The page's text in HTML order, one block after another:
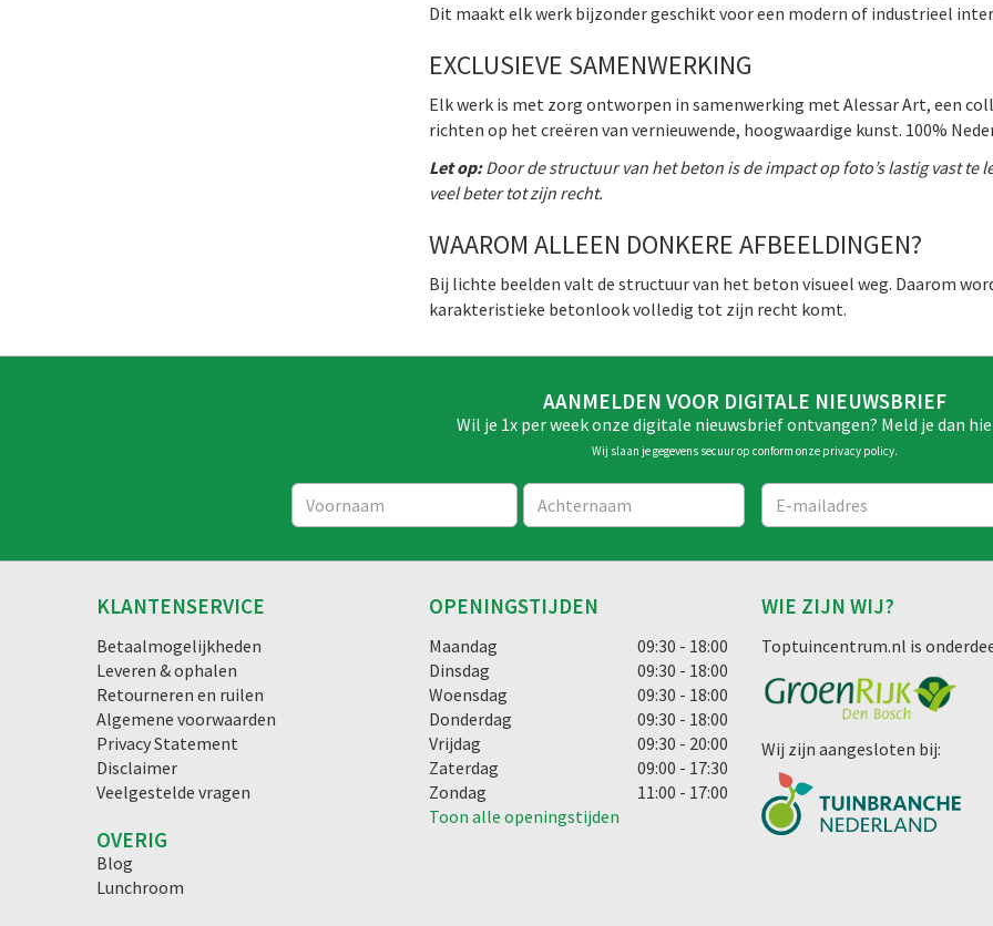
Dit maakt elk werk bijzonder geschikt voor een modern of industrieel
EXCLUSIEVE SAMENWERKING
Elk werk is met zorg ontworpen in samenwerking met Alessar Art, een
richten op het creëren van vernieuwende, hoogwaardige kunst. 100%
Let op:Door de structuur van het beton is de impact op foto’s lastig vast te
veel beter tot zijn recht.
WAAROM ALLEEN DONKERE AFBEELDINGEN?
Bij lichte beelden valt de structuur van het beton visueel weg. Daarom
karakteristieke betonlook volledig tot zijn recht komt.
AANMELDEN VOOR DIGITALE NIEUWSBRIEF
Wil je 1x per week onze digitale nieuwsbrief ontvangen? Meld je dan
Wij slaan je gegevens secuur op conform onze privacy policy.
KLANTENSERVICE
Betaalmogelijkheden
Leveren & ophalen
Retourneren en ruilen
Algemene voorwaarden
Privacy Statement
Disclaimer
Veelgestelde vragen
OVERIG
Blog
Lunchroom
OPENINGSTIJDEN
Maandag
09:30 - 18:00
Dinsdag
09:30 - 18:00
Woensdag
09:30 - 18:00
Donderdag
09:30 - 18:00
Vrijdag
09:30 - 20:00
Zaterdag
09:00 - 17:30
Zondag
11:00 - 17:00
Toon alle openingstijden
WIE ZIJN WIJ?
Toptuincentrum.nl is
Wij zijn aangesloten bij: